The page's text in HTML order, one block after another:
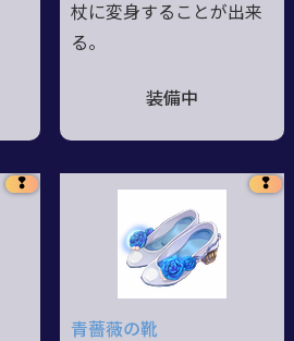
杖に変身することが出来
る。
装備中
❢ ❢
青薔薇の靴